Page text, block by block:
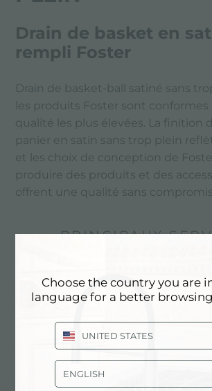
Drain de basket en
rempli Foster
Drain de basket-ball satiné sans
les produits Foster sont
qualité les plus élevées. La finition
panier en satin sans trop plein
et les choix de conception de
produire des produits et des
offrent une qualité sans
PRINCIPAUX
Choose the country you are
language for a better
UNITED STATES
ENGLISH